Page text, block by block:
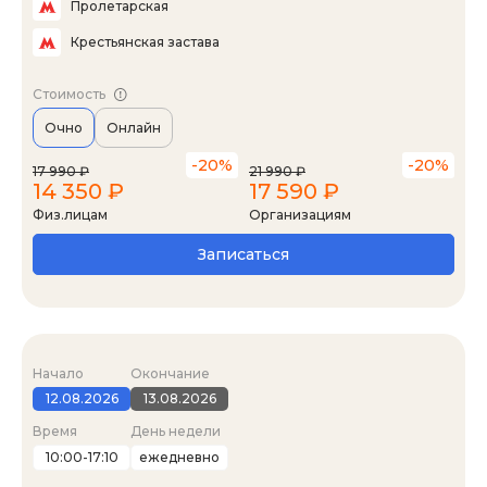
Пролетарская
Крестьянская застава
Стоимость
Очно Онлайн
17 990 ₽ -20%
14 350 ₽
Физ.лицам
21 990 ₽ -20%
17 590 ₽
Организациям
Записаться
Начало
12.08.2026
Окончание
13.08.2026
Время
10:00-17:10
День недели
ежедневно